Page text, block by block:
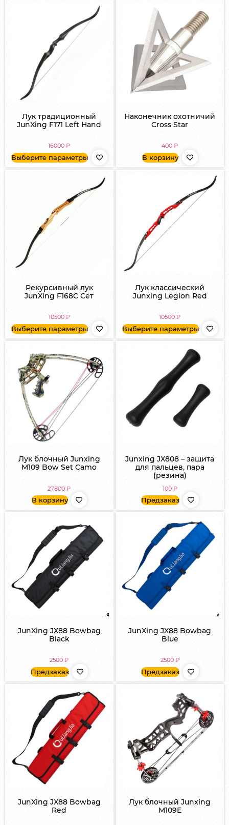
Лук традиционный
JunXing F171 Left Hand
16000₽
Выберите параметры
Наконечник охотничий
Cross Star
400₽
В корзину
Рекурсивный лук
JunXing F168C Сет
10500 ₽
Выберите параметры
Лук классический
Junxing Legion Red
10500₽
Выберите параметры
Лук блочный Junxing
M109 Bow Set Camo
27800₽
В корзину
Junxing JX808 – защита
для пальцев, пара
(резина)
100 ₽
Предзаказ
JunXing JX88 Bowbag
Black
2500₽
Предзаказ
JunXing JX88 Bowbag
Blue
2500 ₽
Предзаказ
JunXing JX88 Bowbag
Red
Лук блочный Junxing
M109E